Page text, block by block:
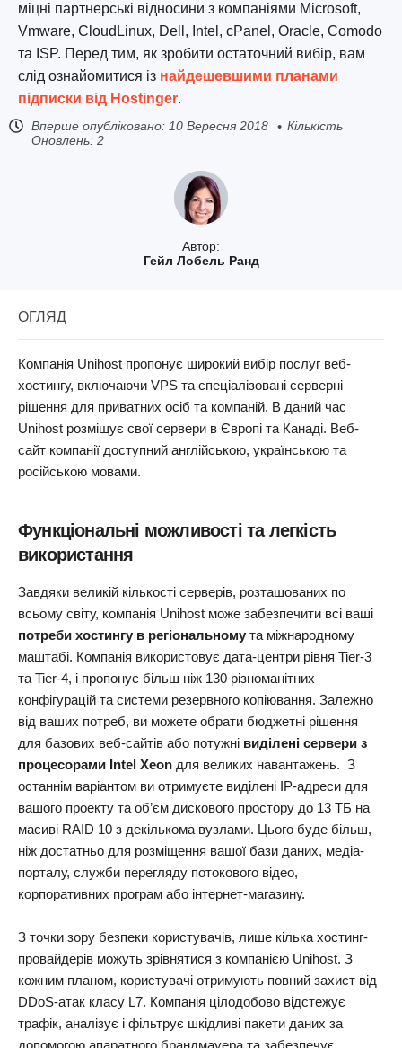
Автор:
Гейл Лобель Ранд
міцні партнерські відносини з компаніями Microsoft,
Vmware, CloudLinux, Dell, Intel, cPanel, Oracle, Comodo
та ISP. Перед тим, як зробити остаточний вибір, вам
слід ознайомитися із найдешевшими планами
підписки від Hostinger.
Вперше опубліковано: 10 Вересня 2018
Кількість
Оновлень: 2
ОГЛЯД
Компанія Unihost пропонує широкий вибір послуг веб-
хостингу, включаючи VPS та спеціалізовані серверні
рішення для приватних осіб та компаній. В даний час
Unihost розміщує свої сервери в Європі та Канаді. Веб-
сайт компанії доступний англійською, українською та
російською мовами.
Функціональні можливості та легкість
використання
Завдяки великій кількості серверів, розташованих по
всьому світу, компанія Unihost може забезпечити всі ваші
потреби хостингу в регіональному та міжнародному
маштабі. Компанія використовує дата-центри рівня Tier-3
та Tier-4, і пропонує більш ніж 130 різноманітних
конфігурацій та системи резервного копіювання. Залежно
від ваших потреб, ви можете обрати бюджетні рішення
для базових веб-сайтів або потужні виділені сервери з
процесорами Intel Xeon для великих навантажень. З
останнім варіантом ви отримуєте виділені IP-адреси для
вашого проекту та об’єм дискового простору до 13 ТБ на
масиві RAID 10 з декількома вузлами. Цього буде більш,
ніж достатньо для розміщення вашої бази даних, медіа-
порталу, служби перегляду потокового відео,
корпоративних програм або інтернет-магазину.
З точки зору безпеки користувачів, лише кілька хостинг-
провайдерів можуть зрівнятися з компанією Unihost. З
кожним планом, користувачі отримують повний захист від
DDoS-атак класу L7. Компанія цілодобово відстежує
трафік, аналізує і фільтрує шкідливі пакети даних за
допомогою апаратного брандмауера та забезпечує